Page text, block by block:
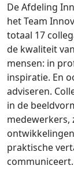
De Afdeling
het Team
totaal 17
de kwaliteit
mensen: in
inspiratie. En
adviseren.
in de
medewerkers,
praktische
communiceert.